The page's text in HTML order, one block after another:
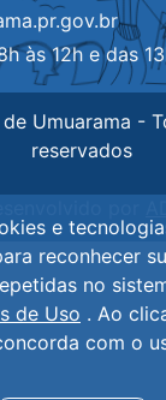
às 12h e das
Umuarama -
reservados
e
reconhecer
no
de Uso . Ao
com o